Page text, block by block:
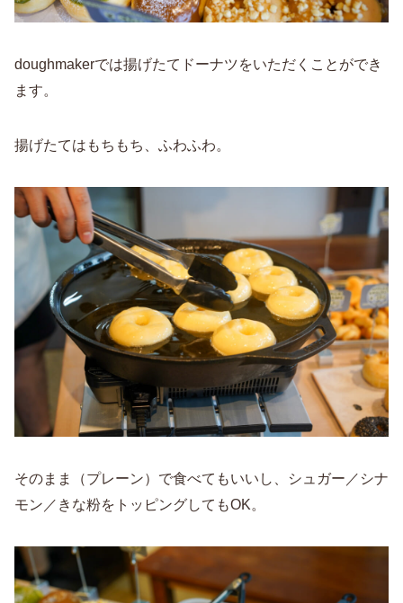
doughmakerでは揚げたてドーナツをいただくことができ
ます。
揚げたてはもちもち、ふわふわ。
そのまま（プレーン）で食べてもいいし、シュガー／シナ
モン／きな粉をトッピングしてもOK。